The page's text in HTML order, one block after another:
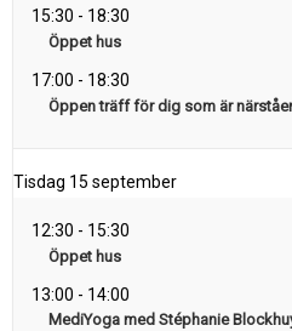
15:30 - 18:30
Öppet hus
17:00 - 18:30
Öppen träff för dig som är
Tisdag 15 september
12:30 - 15:30
Öppet hus
13:00 - 14:00
MediYoga med Stéphanie